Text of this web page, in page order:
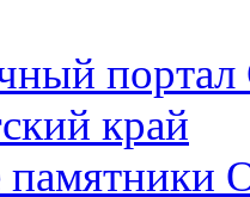
портал
край